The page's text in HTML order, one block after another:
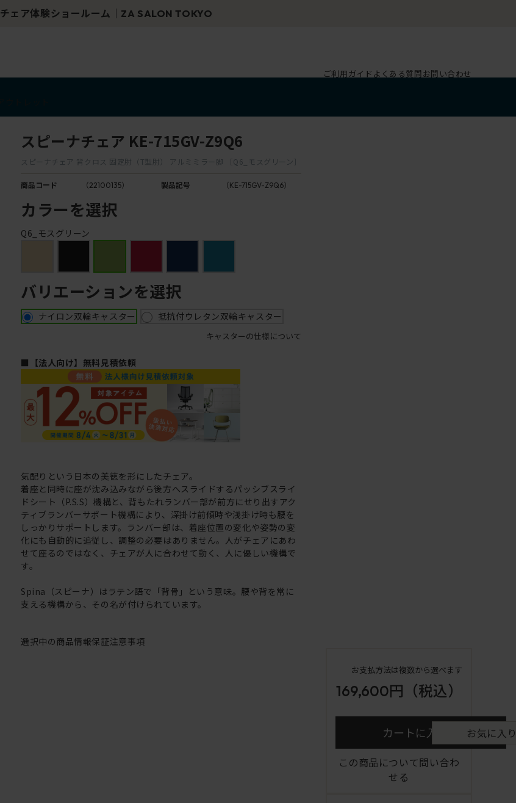
チェア体験ショールーム｜ZA SALON TOKYO
ご利用ガイド よくある質問お問い合わせ
スピーナチェア KE-715GV-Z9Q6
スピーナチェア 背クロス 固定肘（T型肘） アルミミラー脚 ［Q6_モスグリーン］
商品コード （22100135） 製品記号 （KE-715GV-Z9Q6）
カラーを選択
Q6_モスグリーン
バリエーションを選択
ナイロン双輪キャスター 抵抗付ウレタン双輪キャスター
キャスターの仕様について
■【法人向け】無料見積依頼
気配りという日本の美徳を形にしたチェア。
着座と同時に座が沈み込みながら後方へスライドするパッシブスライ
ドシート（P.S.S）機構と、背もたれランバー部が前方にせり出すアク
ティブランバーサポート機構により、深掛け前傾時や浅掛け時も腰を
しっかりサポートします。ランバー部は、着座位置の変化や姿勢の変
化にも自動的に追従し、調整の必要はありません。人がチェアにあわ
せて座るのではなく、チェアが人に合わせて動く、人に優しい機構で
す。
Spina（スピーナ）はラテン語で「背骨」という意味。腰や背を常に
支える機構から、その名が付けられています。
選択中の商品情報保証注意事項
お支払方法は複数から選べます
169,600円 （税込）
カートに入れる お気に入
この商品について問い合わ
せる